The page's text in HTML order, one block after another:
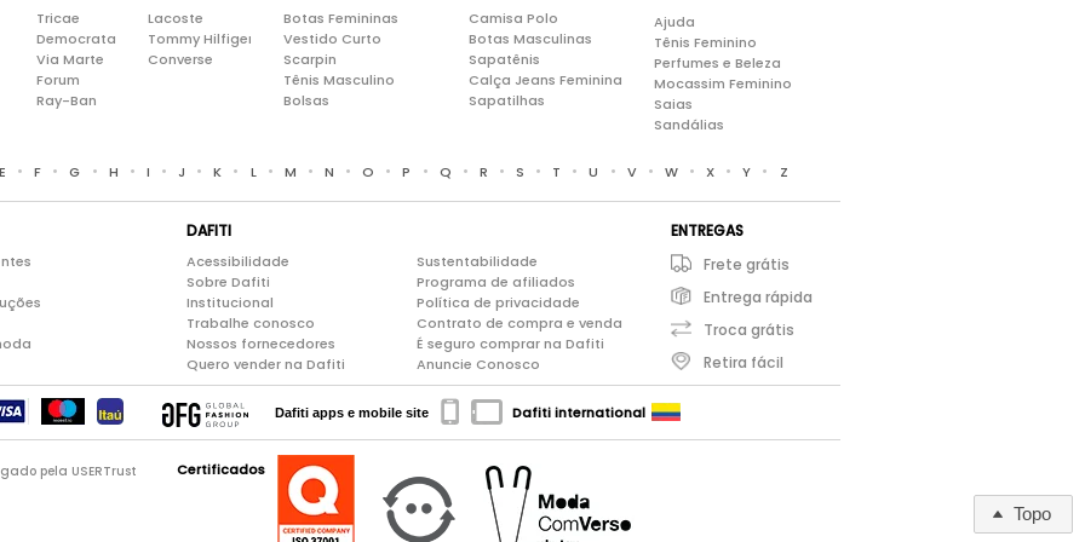
Topo
Tricae
Democrata
Via Marte
Forum
Ray-Ban
Lacoste
Tommy Hilfiger
Converse
Botas Femininas
Vestido Curto
Scarpin
Tênis Masculino
Bolsas
Camisa Polo
Botas Masculinas
Sapatênis
Calça Jeans Feminina
Sapatilhas
Ajuda
Tênis Feminino
Perfumes e Beleza
Mocassim Feminino
Saias
Sandálias
• F • G • H • I • J • K • L • M • N • O • P • Q • R • S • T • U • V • W • X • Y • Z
DAFITI
Acessibilidade
Sobre Dafiti
Institucional
Trabalhe conosco
Nossos fornecedores
Quero vender na Dafiti
Sustentabilidade
Programa de afiliados
Política de privacidade
Contrato de compra e venda
É seguro comprar na Dafiti
Anuncie Conosco
ENTREGAS
Frete grátis
Entrega rápida
Troca grátis
Retira fácil
Dafiti apps e mobile site Dafiti international
pela USERTrust Certificados